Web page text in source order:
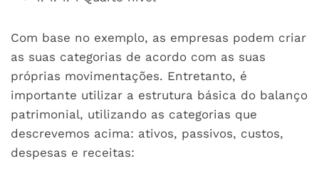
Com base no exemplo, as empresas podem criar
as suas categorias de acordo com as suas
próprias movimentações. Entretanto, é
importante utilizar a estrutura básica do balanço
patrimonial, utilizando as categorias que
descrevemos acima: ativos, passivos, custos,
despesas e receitas: